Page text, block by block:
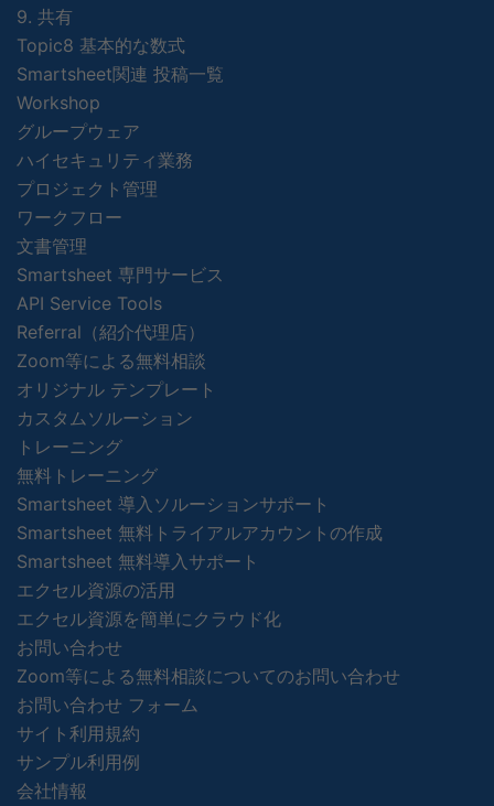
9. 共有
Topic8 基本的な数式
Smartsheet関連 投稿一覧
Workshop
グループウェア
ハイセキュリティ業務
プロジェクト管理
ワークフロー
文書管理
Smartsheet 専門サービス
API Service Tools
Referral（紹介代理店）
Zoom等による無料相談
オリジナル テンプレート
カスタムソルーション
トレーニング
無料トレーニング
Smartsheet 導入ソルーションサポート
Smartsheet 無料トライアルアカウントの作成
Smartsheet 無料導入サポート
エクセル資源の活用
エクセル資源を簡単にクラウド化
お問い合わせ
Zoom等による無料相談についてのお問い合わせ
お問い合わせ フォーム
サイト利用規約
サンプル利用例
会社情報